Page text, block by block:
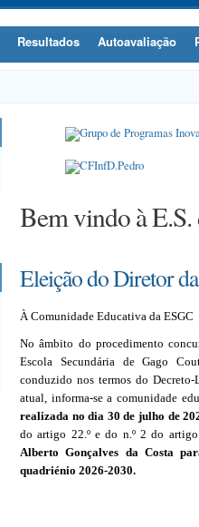
Resultados Autoavaliação
Bem vindo à
Eleição do Diretor
À Comunidade Educativa da ESGC
No âmbito do procedimento
Escola Secundária de Gago
conduzido nos termos do
atual, informa-se a comunidade
realizada no dia 30 de julho de
do artigo 22.º e do n.º 2 do
Alberto Gonçalves da Costa
quadriénio 2026-2030.